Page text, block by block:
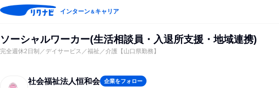
インターン＆キャリア
ソーシャルワーカー(生活相談員・入退所支援・地域連携)
完全週休2日制／デイサービス／福祉／介護【山口県勤務】
社会福祉法人恒和会 企業をフォロー